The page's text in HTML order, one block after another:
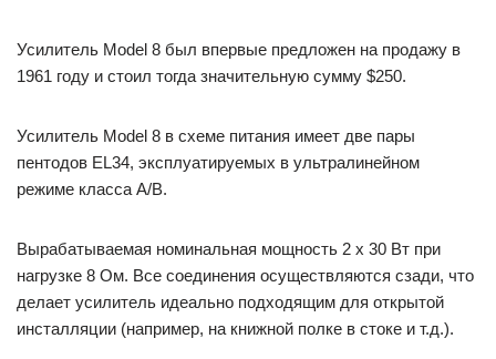
Усилитель Model 8 был впервые предложен на продажу в
1961 году и стоил тогда значительную сумму $250.
Усилитель Model 8 в схеме питания имеет две пары
пентодов EL34, эксплуатируемых в ультралинейном
режиме класса A/B.
Вырабатываемая номинальная мощность 2 х 30 Вт при
нагрузке 8 Ом. Все соединения осуществляются сзади, что
делает усилитель идеально подходящим для открытой
инсталляции (например, на книжной полке в стоке и т.д.).